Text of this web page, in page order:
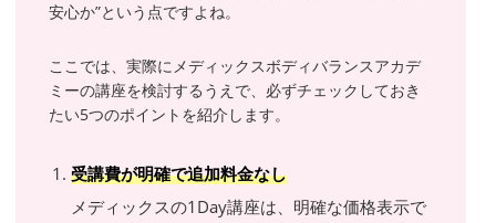
安心か”という点ですよね。
ここでは、実際にメディックスボディバランスアカデ
ミーの講座を検討するうえで、必ずチェックしておき
たい5つのポイントを紹介します。
受講費が明確で追加料金なし
メディックスの1Day講座は、明確な価格表示で